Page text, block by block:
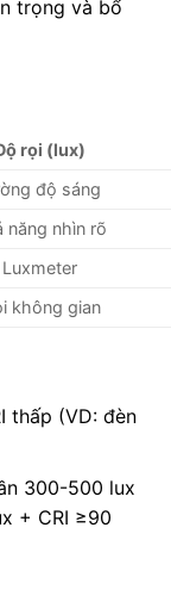
trọng và bổ
rọi (lux)
độ sáng
năng nhìn rõ
Luxmeter
không gian
thấp (VD: đèn
300-500 lux
+ CRI ≥90